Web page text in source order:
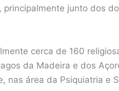
junto dos
cerca de 160
da Madeira e dos
nas área da Psiquiatria e